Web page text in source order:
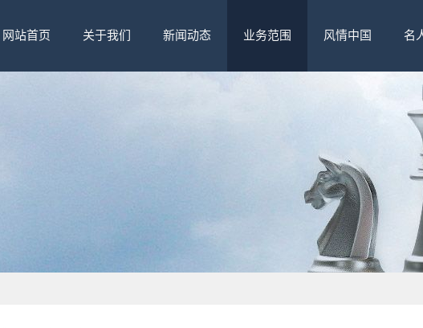
网站首页 关于我们 新闻动态 业务范围 风情中国 名